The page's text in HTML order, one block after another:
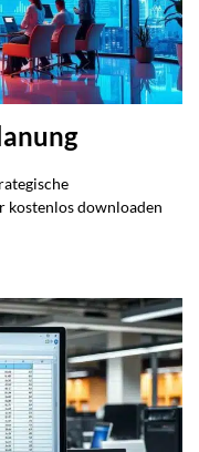
kostenlos downloaden